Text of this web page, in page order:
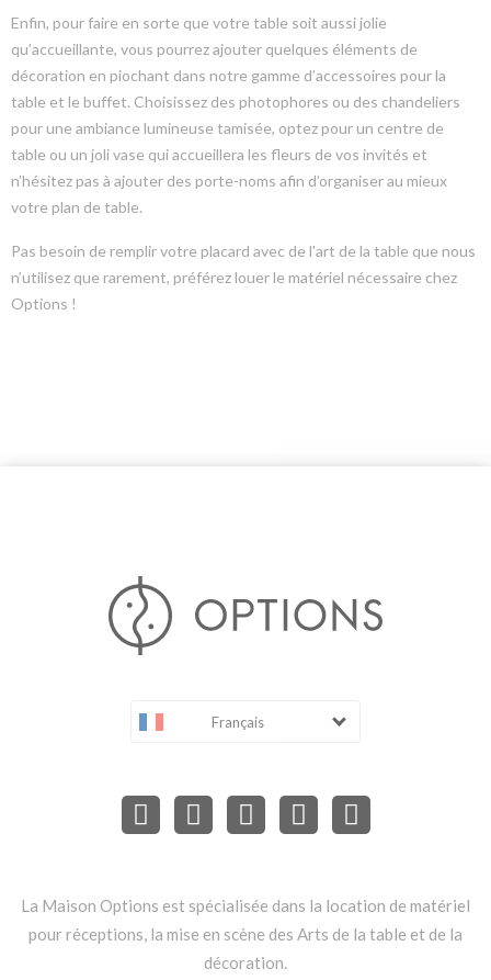
Enfin, pour faire en sorte que votre table soit aussi jolie
qu’accueillante, vous pourrez ajouter quelques éléments de
décoration en piochant dans notre gamme d’accessoires pour la
table et le buffet. Choisissez des photophores ou des chandeliers
pour une ambiance lumineuse tamisée, optez pour un centre de
table ou un joli vase qui accueillera les fleurs de vos invités et
n’hésitez pas à ajouter des porte-noms afin d’organiser au mieux
votre plan de table.
Pas besoin de remplir votre placard avec de l'art de la table que nous
n’utilisez que rarement, préférez louer le matériel nécessaire chez
Options !
Français
La Maison Options est spécialisée dans la location de matériel
pour réceptions, la mise en scène des Arts de la table et de la
décoration.